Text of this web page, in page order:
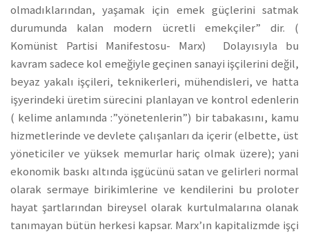
olmadıklarından, yaşamak için emek güçlerini satmak
durumunda kalan modern ücretli emekçiler” dir. (
Komünist Partisi Manifestosu- Marx) Dolayısıyla bu
kavram sadece kol emeğiyle geçinen sanayi işçilerini değil,
beyaz yakalı işçileri, teknikerleri, mühendisleri, ve hatta
işyerindeki üretim sürecini planlayan ve kontrol edenlerin
( kelime anlamında :”yönetenlerin”) bir tabakasını, kamu
hizmetlerinde ve devlete çalışanları da içerir (elbette, üst
yöneticiler ve yüksek memurlar hariç olmak üzere); yani
ekonomik baskı altında işgücünü satan ve gelirleri normal
olarak sermaye birikimlerine ve kendilerini bu proloter
hayat şartlarından bireysel olarak kurtulmalarına olanak
tanımayan bütün herkesi kapsar. Marx’ın kapitalizmde işçi